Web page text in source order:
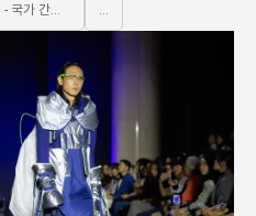
SDG 10 - 국가 간, 국내 불평등 해소 ...